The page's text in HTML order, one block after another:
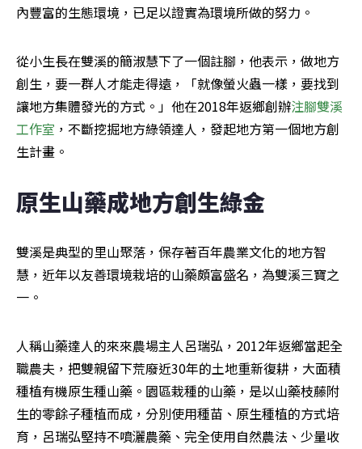
內豐富的生態環境，已足以證實為環境所做的努力。
從小生長在雙溪的簡淑慧下了一個註腳，他表示，做地方
創生，要一群人才能走得遠，「就像螢火蟲一樣，要找到
讓地方集體發光的方式。」他在2018年返鄉創辦注腳雙溪
工作室 ，不斷挖掘地方綠領達人，發起地方第一個地方創
生計畫。
原生山藥成地方創生綠金
雙溪是典型的里山聚落，保存著百年農業文化的地方智
慧，近年以友善環境栽培的山藥頗富盛名，為雙溪三寶之
一。
人稱山藥達人的來來農場主人呂瑞弘，2012年返鄉當起全
職農夫，把雙親留下荒廢近30年的土地重新復耕，大面積
種植有機原生種山藥。園區栽種的山藥，是以山藥枝藤附
生的零餘子種植而成，分別使用種苗、原生種植的方式培
育，呂瑞弘堅持不噴灑農藥、完全使用自然農法、少量收